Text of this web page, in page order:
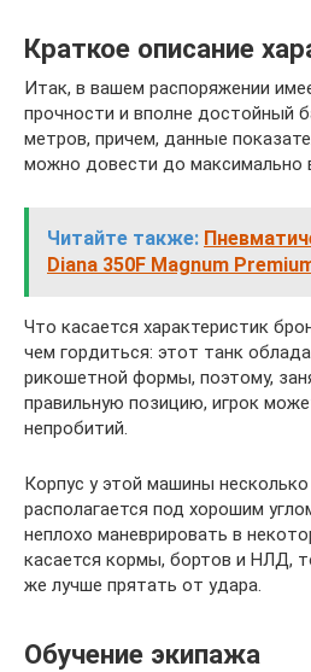
Краткое описание
Итак, в вашем распоряжении
прочности и вполне достойный
метров, причем, данные
можно довести до максимально
Читайте также:
Diana 350F Magnum
Что касается характеристик
чем гордиться: этот танк
рикошетной формы, поэтому,
правильную позицию, игрок
непробитий.
Корпус у этой машины
располагается под хорошим
неплохо маневрировать в
касается кормы, бортов и НЛД,
же лучше прятать от удара.
Обучение экипажа